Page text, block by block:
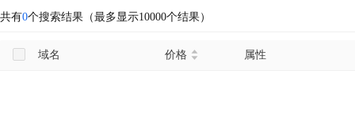
共有0个搜索结果（最多显示10000个结果）
域名 价格 属性